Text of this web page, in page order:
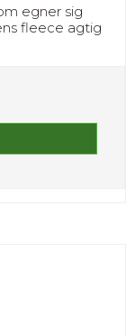
egner sig
fleece agtig